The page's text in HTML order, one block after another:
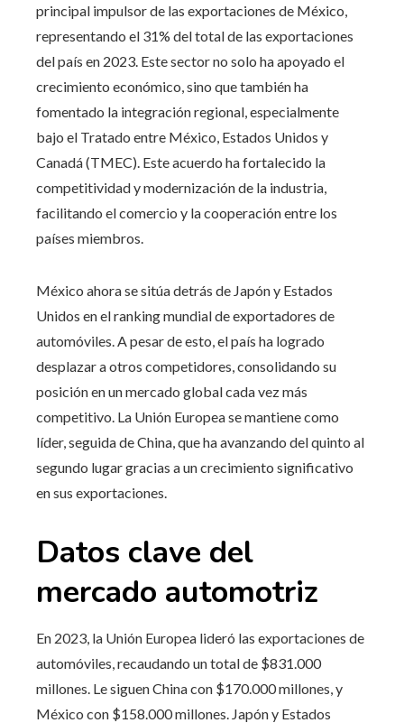
principal impulsor de las exportaciones de México,
representando el 31% del total de las exportaciones
del país en 2023. Este sector no solo ha apoyado el
crecimiento económico, sino que también ha
fomentado la integración regional, especialmente
bajo el Tratado entre México, Estados Unidos y
Canadá (TMEC). Este acuerdo ha fortalecido la
competitividad y modernización de la industria,
facilitando el comercio y la cooperación entre los
países miembros.
México ahora se sitúa detrás de Japón y Estados
Unidos en el ranking mundial de exportadores de
automóviles. A pesar de esto, el país ha logrado
desplazar a otros competidores, consolidando su
posición en un mercado global cada vez más
competitivo. La Unión Europea se mantiene como
líder, seguida de China, que ha avanzando del quinto al
segundo lugar gracias a un crecimiento significativo
en sus exportaciones.
Datos clave del
mercado automotriz
En 2023, la Unión Europea lideró las exportaciones de
automóviles, recaudando un total de $831.000
millones. Le siguen China con $170.000 millones, y
México con $158.000 millones. Japón y Estados